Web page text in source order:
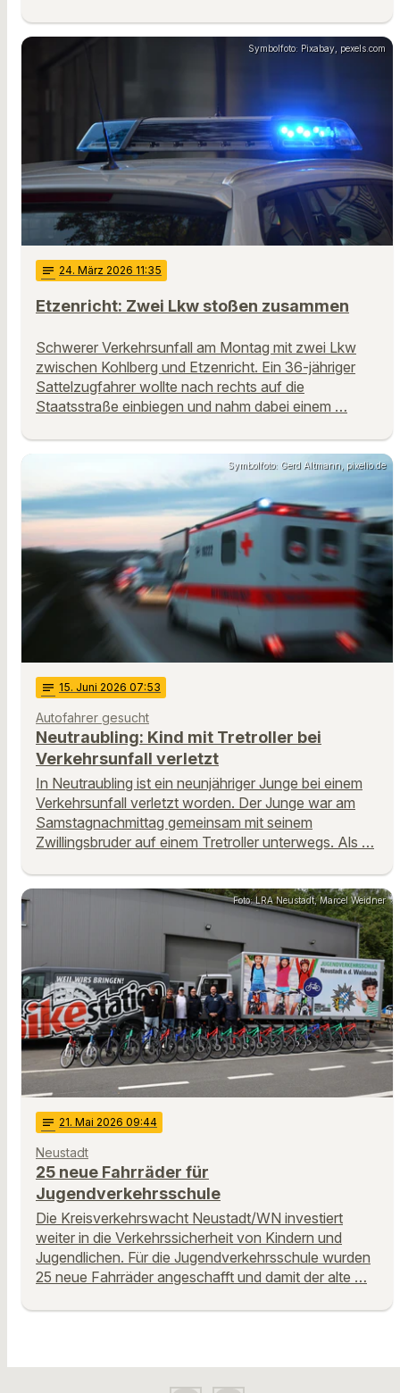
Symbolfoto: Pixabay, pexels.com
notes 24. März 2026 11:35
Etzenricht: Zwei Lkw stoßen zusammen
Schwerer Verkehrsunfall am Montag mit zwei Lkw
zwischen Kohlberg und Etzenricht. Ein 36-jähriger
Sattelzugfahrer wollte nach rechts auf die
Staatsstraße einbiegen und nahm dabei einem …
Symbolfoto: Gerd Altmann, pixelio.de
notes 15. Juni 2026 07:53
Autofahrer gesucht
Neutraubling: Kind mit Tretroller bei
Verkehrsunfall verletzt
In Neutraubling ist ein neunjähriger Junge bei einem
Verkehrsunfall verletzt worden. Der Junge war am
Samstagnachmittag gemeinsam mit seinem
Zwillingsbruder auf einem Tretroller unterwegs. Als …
Foto: LRA Neustadt, Marcel Weidner
notes 21. Mai 2026 09:44
Neustadt
25 neue Fahrräder für
Jugendverkehrsschule
Die Kreisverkehrswacht Neustadt/WN investiert
weiter in die Verkehrssicherheit von Kindern und
Jugendlichen. Für die Jugendverkehrsschule wurden
25 neue Fahrräder angeschafft und damit der alte …